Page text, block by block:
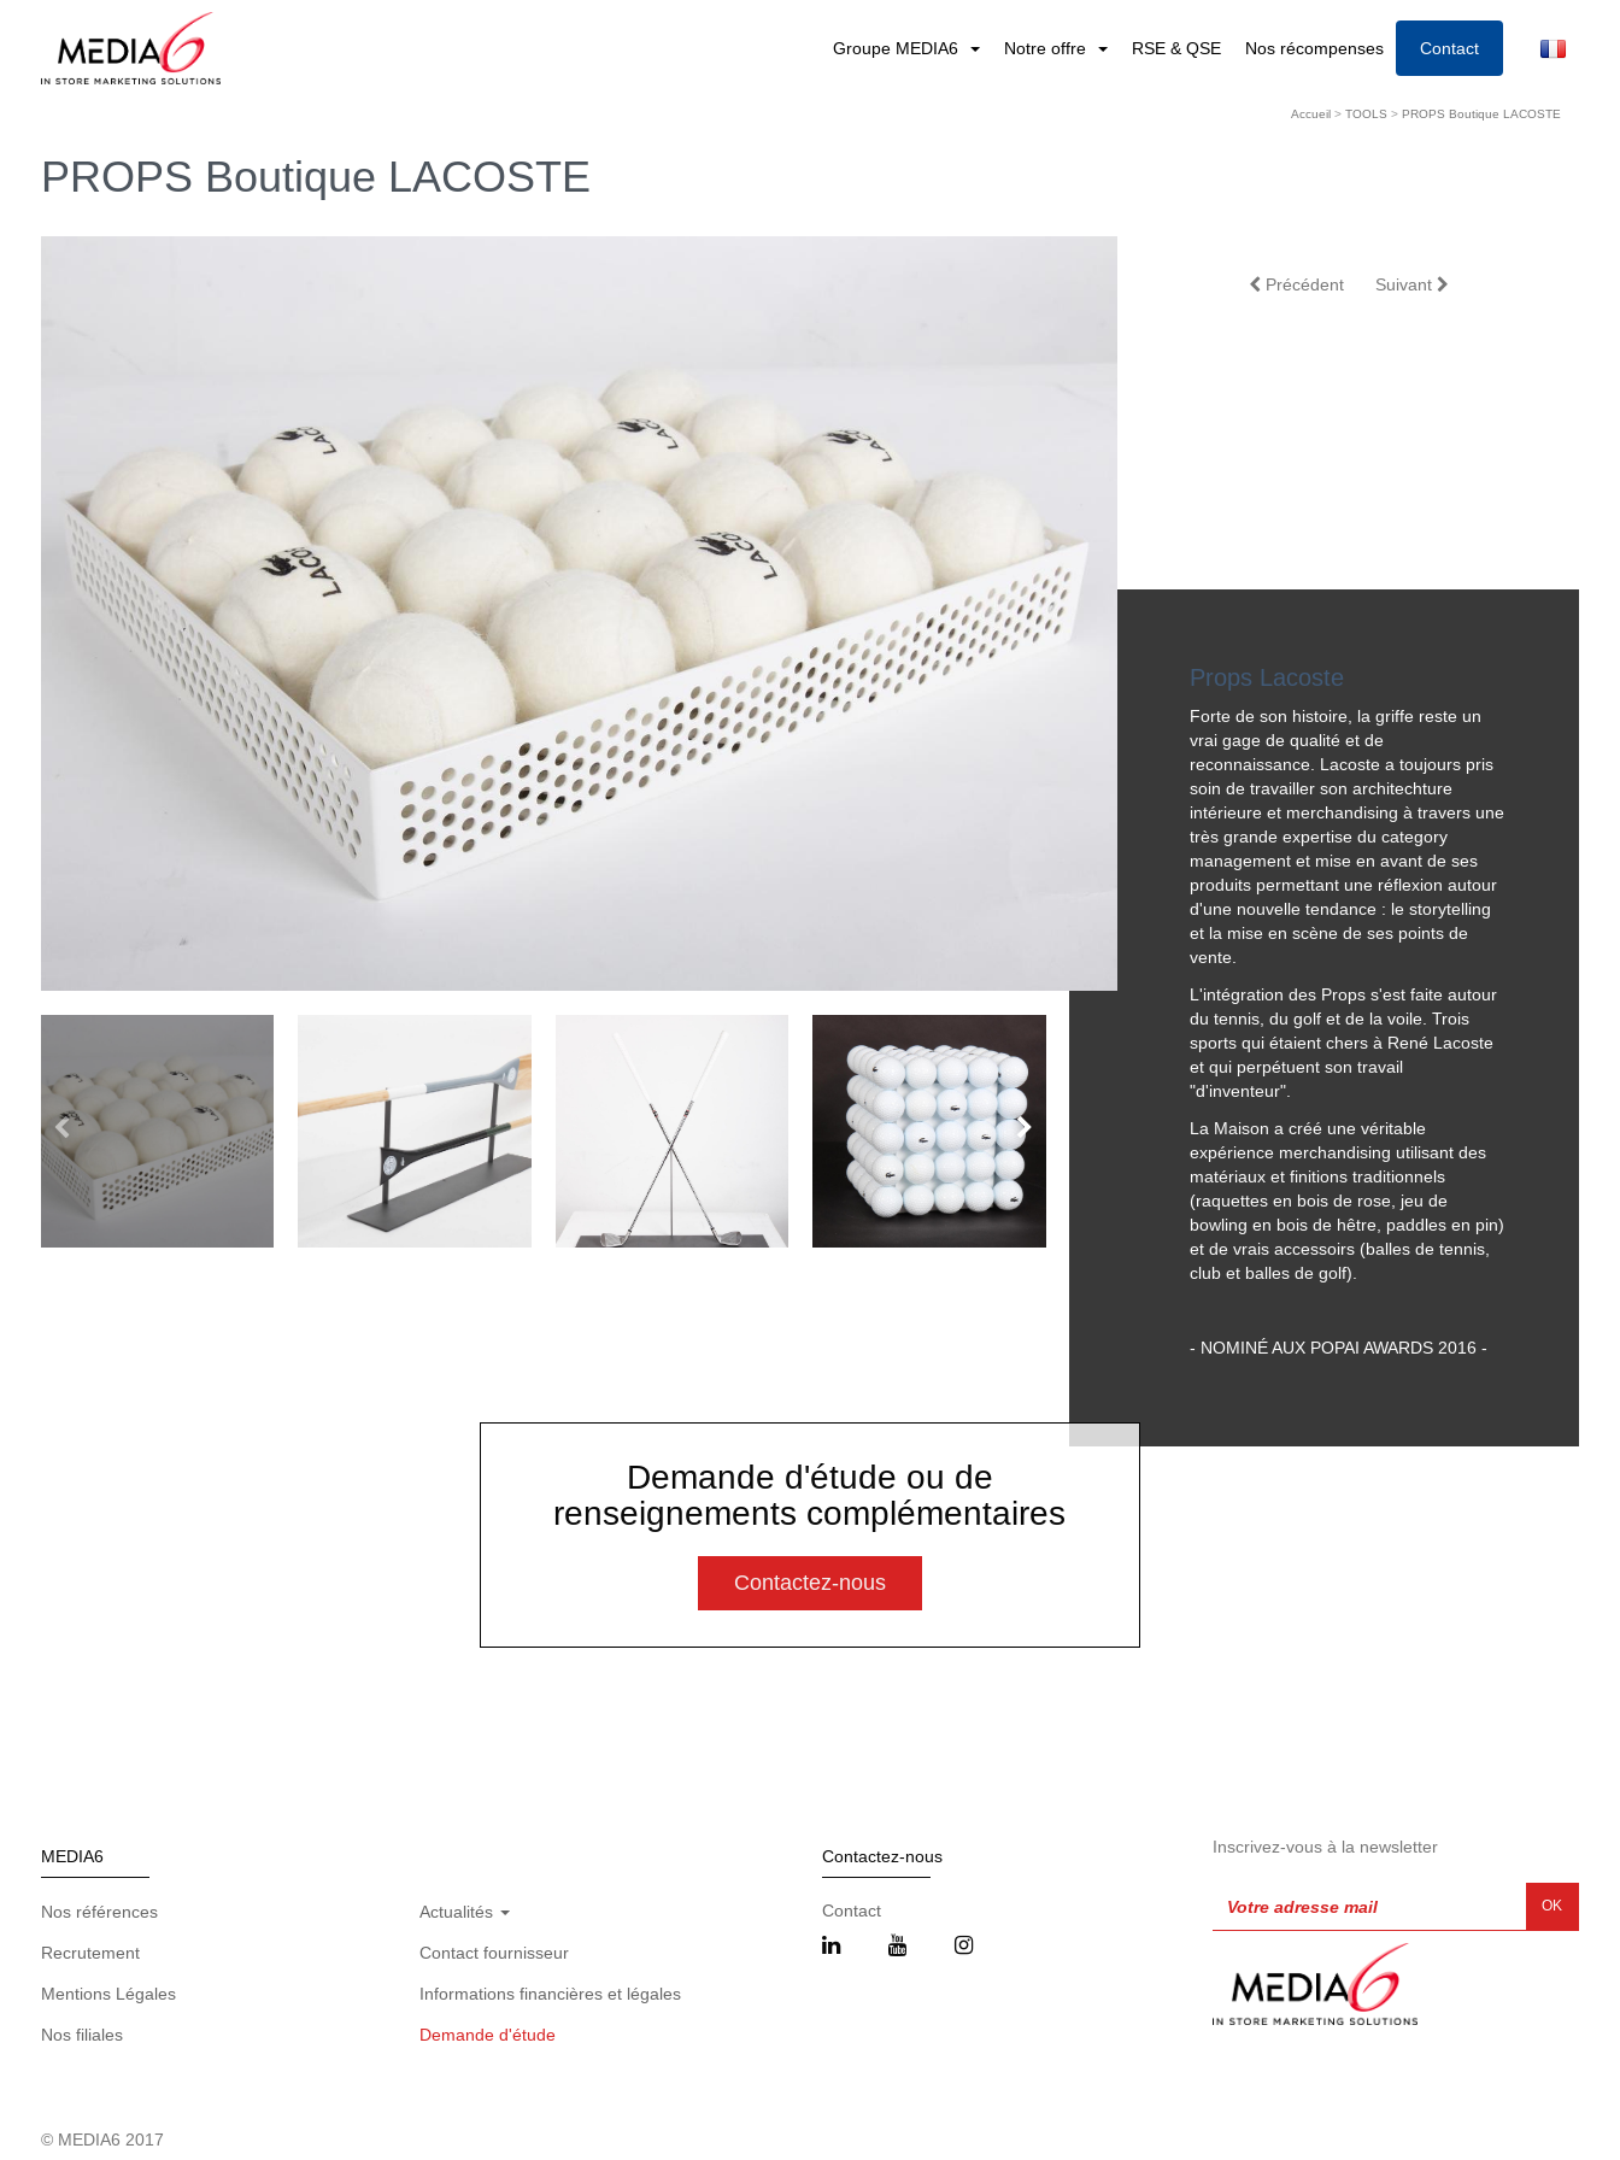
Groupe MEDIA6 Notre offre RSE & QSE Nos récompenses Contact
Accueil >TOOLS >PROPS Boutique LACOSTE
PROPS Boutique LACOSTE
Précédent Suivant
Props Lacoste
Forte de son histoire, la griffe reste un
vrai gage de qualité et de
reconnaissance. Lacoste a toujours pris
soin de travailler son architechture
intérieure et merchandising à travers une
très grande expertise du category
management et mise en avant de ses
produits permettant une réflexion autour
d'une nouvelle tendance : le storytelling
et la mise en scène de ses points de
vente.
L'intégration des Props s'est faite autour
du tennis, du golf et de la voile. Trois
sports qui étaient chers à René Lacoste
et qui perpétuent son travail
"d'inventeur".
La Maison a créé une véritable
expérience merchandising utilisant des
matériaux et finitions traditionnels
(raquettes en bois de rose, jeu de
bowling en bois de hêtre, paddles en pin)
et de vrais accessoirs (balles de tennis,
club et balles de golf).
- NOMINÉ AUX POPAI AWARDS 2016 -
Demande d'étude ou de
renseignements complémentaires
Contactez-nous
MEDIA6
Nos références Actualités
Recrutement Contact fournisseur
Mentions Légales Informations financières et légales
Nos filiales Demande d'étude
Contactez-nous
Contact
Inscrivez-vous à la newsletter
OK
© MEDIA6 2017